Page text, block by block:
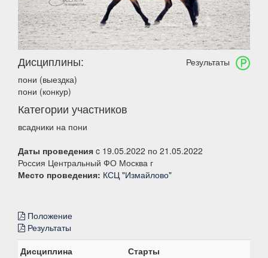
Результаты
Дисциплины:
пони (выездка)
пони (конкур)
Категории участников
всадники на пони
Даты проведения c 19.05.2022 по 21.05.2022
Россия Центральный ФО Москва г
Место проведения: КСЦ "Измайлово"
Положение
Результаты
Дисциплина
Старты